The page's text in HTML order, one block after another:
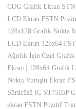
COG Grafik Ekran
LCD Ekran FSTN
128x128 Grafik Nokta
LCD Ekran 128x64
Ağırlık İçin Özel
Ekran | 128x64 Grafik
Nokta Vuruşlu Ekran
Sürücüsü IC ST7565P
ekran FSTN Pozitif